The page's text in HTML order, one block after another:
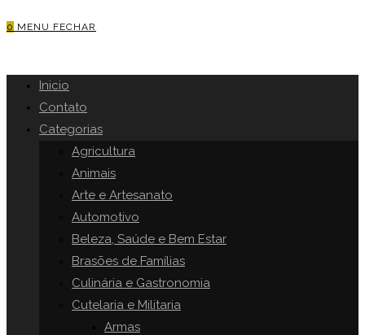
0 MENU FECHAR
Inicio
Contato
Categorias
Agricultura
Animais
Arte e Artesanato
Automotivo
Beleza, Saúde e Bem Estar
Brasões de Famílias
Culinária e Gastronomia
Cutelaria e Militaria
Armas